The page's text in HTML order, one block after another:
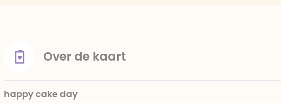
Over de kaart
happy cake day